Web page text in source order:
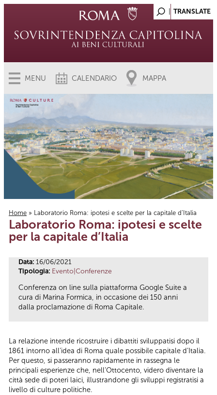
MENU CALENDARIO MAPPA
Tu sei qui
Home » Laboratorio Roma: ipotesi e scelte per la capitale d’Italia
Laboratorio Roma: ipotesi e scelte
per la capitale d’Italia
Data: 16/06/2021
Tipologia: Evento|Conferenze
Conferenza on line sulla piattaforma Google Suite a
cura di Marina Formica, in occasione dei 150 anni
dalla proclamazione di Roma Capitale.
La relazione intende ricostruire i dibattiti sviluppatisi dopo il
1861 intorno all’idea di Roma quale possibile capitale d’Italia.
Per questo, si passeranno rapidamente in rassegna le
principali esperienze che, nell’Ottocento, videro diventare la
città sede di poteri laici, illustrandone gli sviluppi registratisi a
livello di culture politiche.